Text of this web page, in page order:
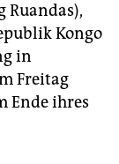
Ruandas),
Kongo
in
Freitag
Ende ihres